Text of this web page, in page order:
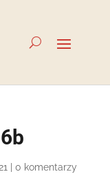
0 komentarzy